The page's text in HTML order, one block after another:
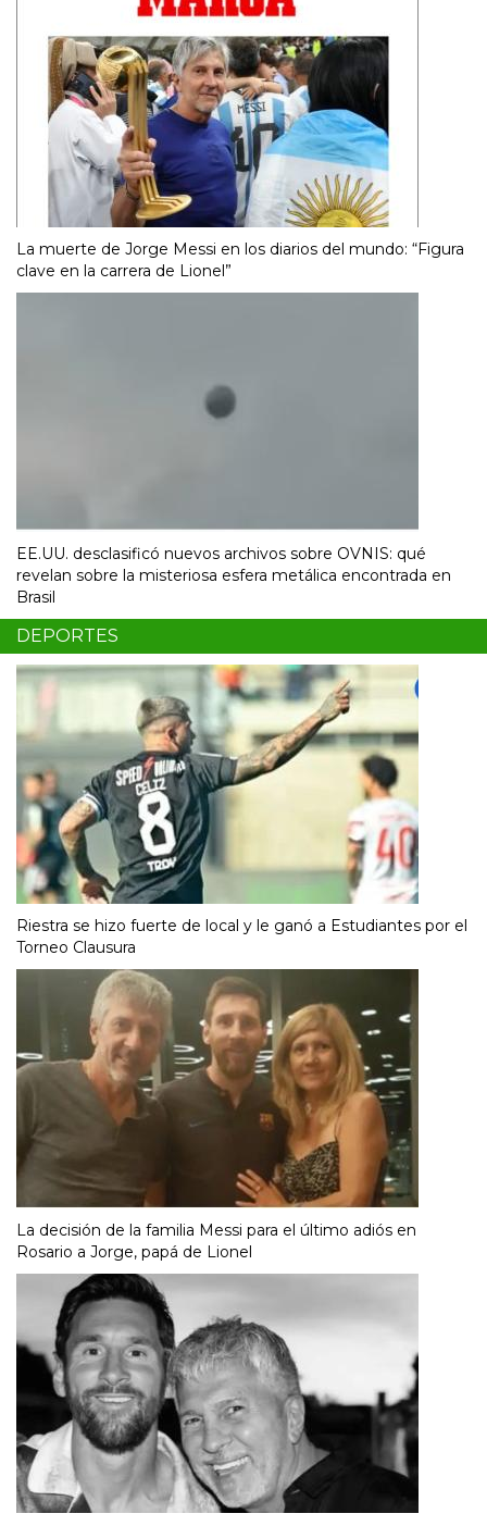
La muerte de Jorge Messi en los diarios del mundo: “Figura
clave en la carrera de Lionel”
EE.UU. desclasificó nuevos archivos sobre OVNIS: qué
revelan sobre la misteriosa esfera metálica encontrada en
Brasil
DEPORTES
Riestra se hizo fuerte de local y le ganó a Estudiantes por el
Torneo Clausura
La decisión de la familia Messi para el último adiós en
Rosario a Jorge, papá de Lionel